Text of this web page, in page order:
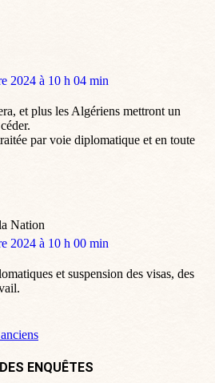
2024 à 10 h 04 min
et plus les Algériens mettront un
par voie diplomatique et en toute
Nation
2024 à 10 h 00 min
et suspension des visas, des
ENQUÊTES